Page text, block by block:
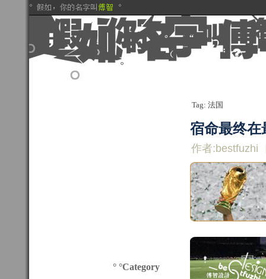
Tag: 法国
宿命最终在
作者:bestfuzhi
° °Category